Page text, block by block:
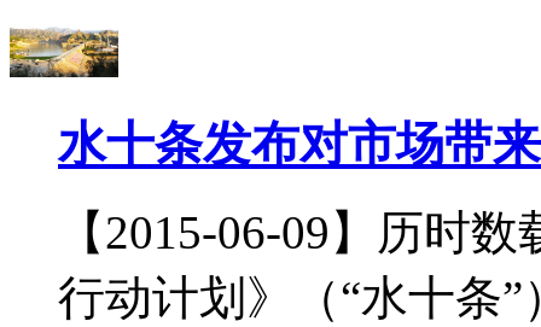
水十条发布对市场带
【2015-06-09】历时
行动计划》（“水十条